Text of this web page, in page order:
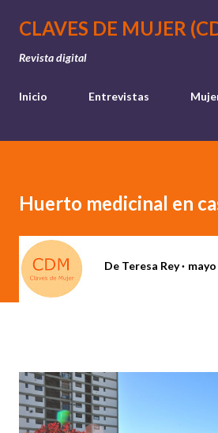
Ir al contenido
CLAVES DE MUJER
Revista digital
Inicio Entrevistas
Huerto medicinal en
De Teresa Rey